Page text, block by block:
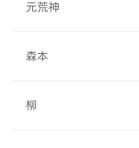
元荒神
森本
柳